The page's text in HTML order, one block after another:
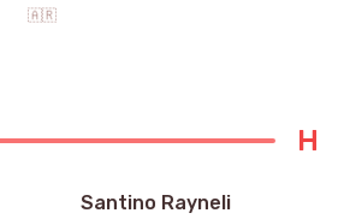
🇦🇷
5 48
Santino Rayneli